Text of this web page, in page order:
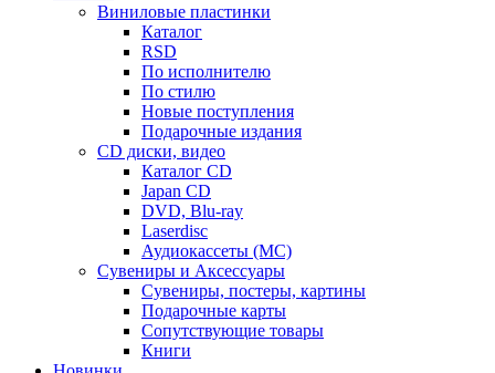
Виниловые пластинки
Каталог
RSD
По исполнителю
По стилю
Новые поступления
Подарочные издания
CD диски, видео
Каталог CD
Japan CD
DVD, Blu-ray
Laserdisc
Аудиокассеты (MC)
Сувениры и Аксессуары
Сувениры, постеры, картины
Подарочные карты
Сопутствующие товары
Книги